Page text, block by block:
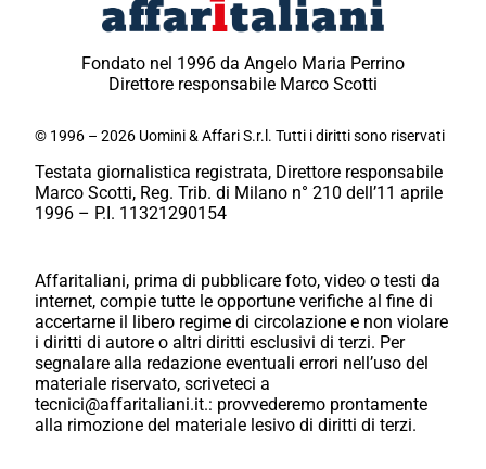
Fondato nel 1996 da Angelo Maria Perrino
Direttore responsabile Marco Scotti
© 1996 – 2026 Uomini & Affari S.r.l. Tutti i diritti sono riservati
Testata giornalistica registrata, Direttore responsabile
Marco Scotti, Reg. Trib. di Milano n° 210 dell’11 aprile
1996 – P.I. 11321290154
Affaritaliani, prima di pubblicare foto, video o testi da
internet, compie tutte le opportune verifiche al fine di
accertarne il libero regime di circolazione e non violare
i diritti di autore o altri diritti esclusivi di terzi. Per
segnalare alla redazione eventuali errori nell’uso del
materiale riservato, scriveteci a
tecnici@affaritaliani.it.: provvederemo prontamente
alla rimozione del materiale lesivo di diritti di terzi.